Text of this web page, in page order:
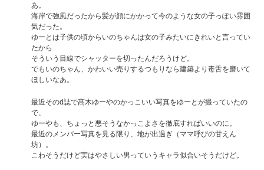
あ。
海岸で強風だったから髪が顔にかかって今のような女の子っぽい雰囲
気だった。
ゆーとは子供の頃からいのちゃんは女の子みたいにきれいと言ってい
たから
そういう目線でシャッターを切ったんだろうけど。
でもいのちゃん、かわいい売りするつもりなら建築より毒舌を磨いて
ほしいなあ。
最近そのd誌で髙木ゆーやのかっこいい写真をゆーとが撮っていたの
で、
ゆーやも、ちょっと悪そうなかっこよさを徹底すればいいのに。
最近のメンバー写真を見る限り、地が出過ぎ（ママ呼びの甘えん
坊）。
こわそうだけど実はやさしい男っていうキャラ似合いそうだけど。